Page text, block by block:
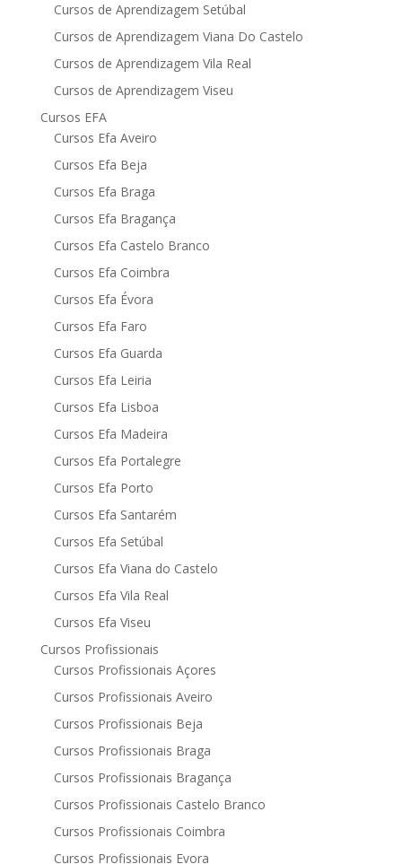
Cursos de Aprendizagem Setúbal
Cursos de Aprendizagem Viana Do Castelo
Cursos de Aprendizagem Vila Real
Cursos de Aprendizagem Viseu
Cursos EFA
Cursos Efa Aveiro
Cursos Efa Beja
Cursos Efa Braga
Cursos Efa Bragança
Cursos Efa Castelo Branco
Cursos Efa Coimbra
Cursos Efa Évora
Cursos Efa Faro
Cursos Efa Guarda
Cursos Efa Leiria
Cursos Efa Lisboa
Cursos Efa Madeira
Cursos Efa Portalegre
Cursos Efa Porto
Cursos Efa Santarém
Cursos Efa Setúbal
Cursos Efa Viana do Castelo
Cursos Efa Vila Real
Cursos Efa Viseu
Cursos Profissionais
Cursos Profissionais Açores
Cursos Profissionais Aveiro
Cursos Profissionais Beja
Cursos Profissionais Braga
Cursos Profissionais Bragança
Cursos Profissionais Castelo Branco
Cursos Profissionais Coimbra
Cursos Profissionais Evora